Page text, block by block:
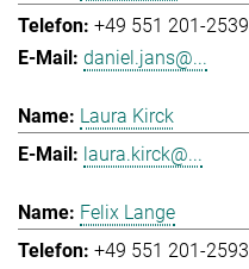
+49 551 201-2539
daniel.jans@...
Laura Kirck
laura.kirck@...
Felix Lange
+49 551 201-2593